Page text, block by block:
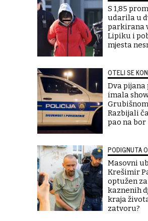
S 1,85
udarila u
parkirana
Lipiku i
mjesta
OTELI SE
Dva pijana
imala
Razbijali
pao na bor
PODIGNUTA
Masovni
Krešimir
optužen za
kaznenih
kraja
zatvoru?